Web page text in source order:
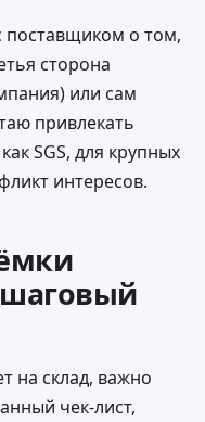
поставщиком о том,
сторона
или сам
привлекать
SGS, для крупных
интересов.
на склад, важно
чек-лист,